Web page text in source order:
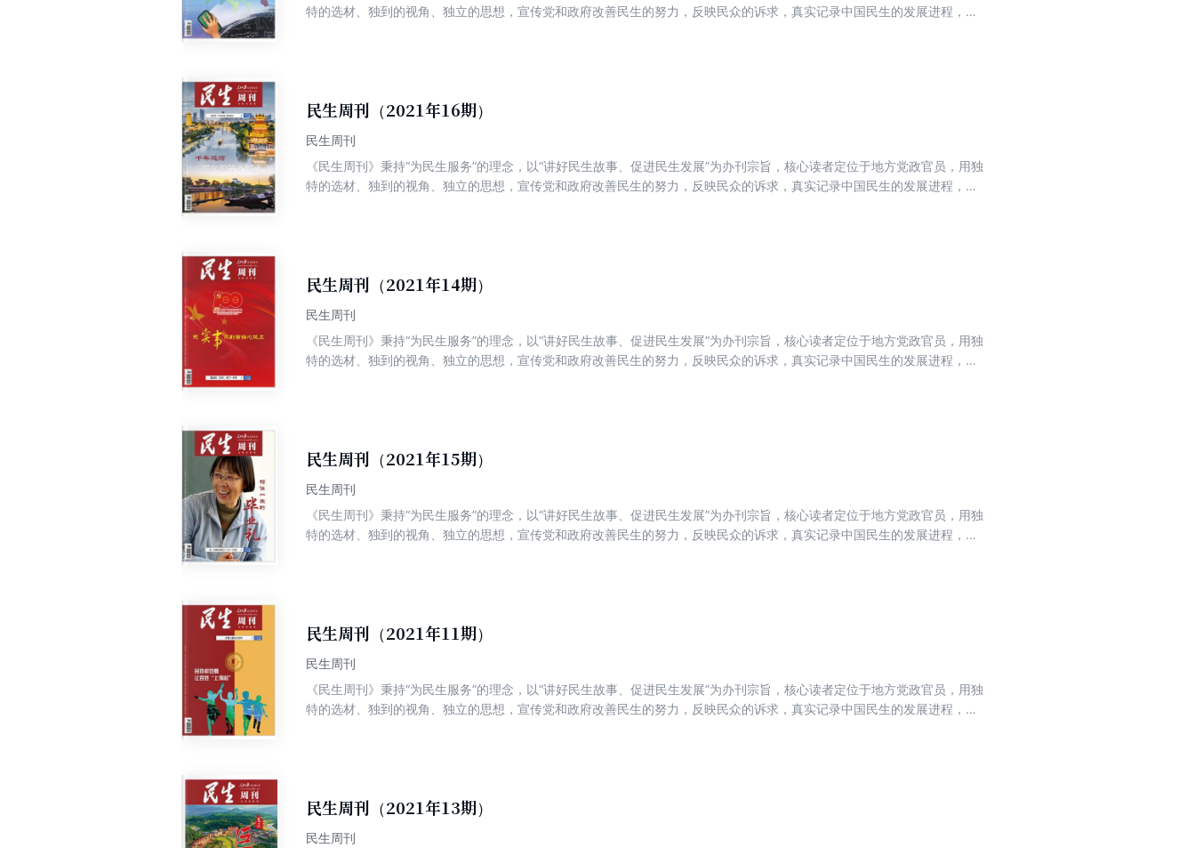
特的选材、独到的视角、独立的思想，宣传党和政府改善民生的努力，反映民众的诉求，真实记录中国民生的发展进程，力
民生周刊（2021年16期）
民生周刊
《民生周刊》秉持“为民生服务”的理念，以“讲好民生故事、促进民生发展”为办刊宗旨，核心读者定位于地方党政官员，用独
特的选材、独到的视角、独立的思想，宣传党和政府改善民生的努力，反映民众的诉求，真实记录中国民生的发展进程，力
民生周刊（2021年14期）
民生周刊
《民生周刊》秉持“为民生服务”的理念，以“讲好民生故事、促进民生发展”为办刊宗旨，核心读者定位于地方党政官员，用独
特的选材、独到的视角、独立的思想，宣传党和政府改善民生的努力，反映民众的诉求，真实记录中国民生的发展进程，力
民生周刊（2021年15期）
民生周刊
《民生周刊》秉持“为民生服务”的理念，以“讲好民生故事、促进民生发展”为办刊宗旨，核心读者定位于地方党政官员，用独
特的选材、独到的视角、独立的思想，宣传党和政府改善民生的努力，反映民众的诉求，真实记录中国民生的发展进程，力
民生周刊（2021年11期）
民生周刊
《民生周刊》秉持“为民生服务”的理念，以“讲好民生故事、促进民生发展”为办刊宗旨，核心读者定位于地方党政官员，用独
特的选材、独到的视角、独立的思想，宣传党和政府改善民生的努力，反映民众的诉求，真实记录中国民生的发展进程，力
民生周刊（2021年13期）
民生周刊